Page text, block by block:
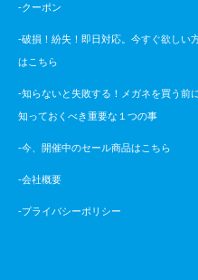
-クーポン
-破損！紛失！即日対応。今すぐ欲しい
はこちら
-知らないと失敗する！メガネを買う前
知っておくべき重要な１つの事
-今、開催中のセール商品はこちら
-会社概要
-プライバシーポリシー